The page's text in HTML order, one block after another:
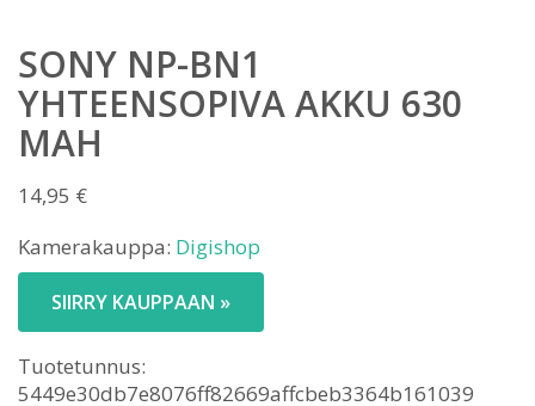
SONY NP-BN1
YHTEENSOPIVA AKKU 630
MAH
14,95 €
Kamerakauppa: Digishop
SIIRRY KAUPPAAN »
Tuotetunnus:
5449e30db7e8076ff82669affcbeb3364b161039